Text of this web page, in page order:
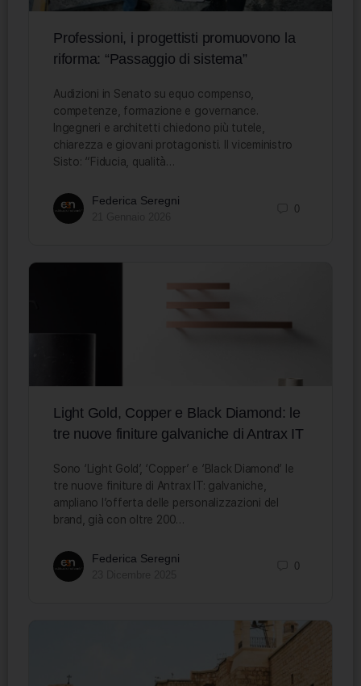
Professioni, i progettisti promuovono la
riforma: “Passaggio di sistema”
Audizioni in Senato su equo compenso,
competenze, formazione e governance.
Ingegneri e architetti chiedono più tutele,
chiarezza e giovani protagonisti. Il viceministro
Sisto: “Fiducia, qualità…
Federica Seregni
0
Light Gold, Copper e Black Diamond: le
tre nuove finiture galvaniche di Antrax IT
Sono ‘Light Gold’, ‘Copper’ e ‘Black Diamond’ le
tre nuove finiture di Antrax IT: galvaniche,
ampliano l’offerta delle personalizzazioni del
brand, già con oltre 200…
Federica Seregni
0